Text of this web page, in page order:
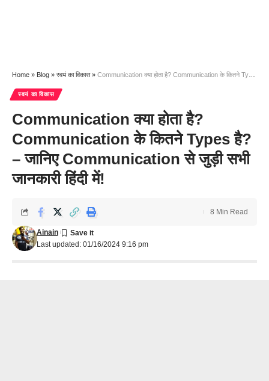
Home » Blog » स्वयं का विकास» Communication क्या होता है? Communication के कितने Types है? – जानिए Communication से जुड़ी सभी जानकारी हिंदी में!
स्वयं का विकास
Communication क्या होता है?
Communication के कितने Types है?
– जानिए Communication से जुड़ी सभी
जानकारी हिंदी में!
Last updated: 01/16/2024 9:16 pm
Ainain
8 Min Read